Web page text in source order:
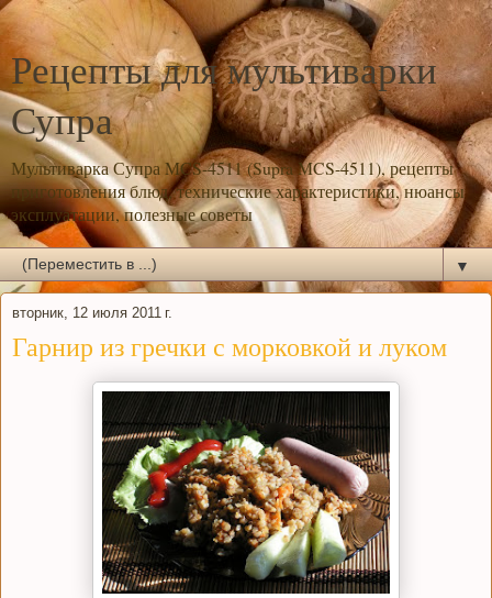
Рецепты для мультиварки
Супра
Мультиварка Супра MCS-4511 (Supra MCS-4511), рецепты
приготовления блюд, технические характеристики, нюансы
эксплуатации, полезные советы
▼
вторник, 12 июля 2011 г.
Гарнир из гречки с морковкой и луком